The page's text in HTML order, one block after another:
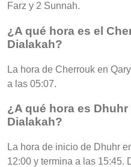
Farz y 2 Sunnah.
¿A qué hora es el
Dialakah?
La hora de Cherrouk en
a las 05:07.
¿A qué hora es Dhuhr
Dialakah?
La hora de inicio de Dhuhr
12:00 y termina a las 15:45.